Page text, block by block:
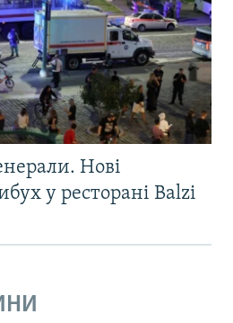
Нові
у ресторані Balzi